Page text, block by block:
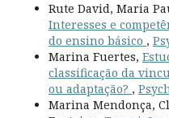
Rute David, Maria
Interesses e
do ensino básico ,
Marina Fuertes,
classificação da
ou adaptação? ,
Marina Mendonça,